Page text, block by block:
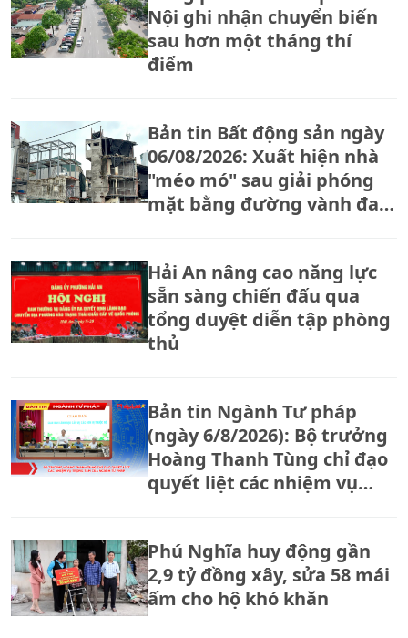
Nội ghi nhận chuyển biến
sau hơn một tháng thí
điểm
Bản tin Bất động sản ngày
06/08/2026: Xuất hiện nhà
"méo mó" sau giải phóng
mặt bằng đường vành đai
Hải An nâng cao năng lực
sẵn sàng chiến đấu qua
tổng duyệt diễn tập phòng
thủ
Bản tin Ngành Tư pháp
(ngày 6/8/2026): Bộ trưởng
Hoàng Thanh Tùng chỉ đạo
quyết liệt các nhiệm vụ
Phú Nghĩa huy động gần
2,9 tỷ đồng xây, sửa 58 mái
ấm cho hộ khó khăn